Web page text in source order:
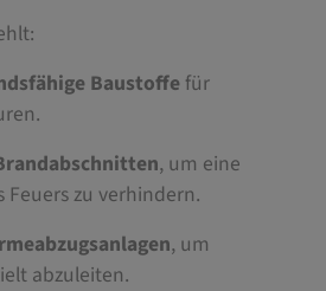
Baustoffe für
, um eine
Feuers zu verhindern.
, um
abzuleiten.